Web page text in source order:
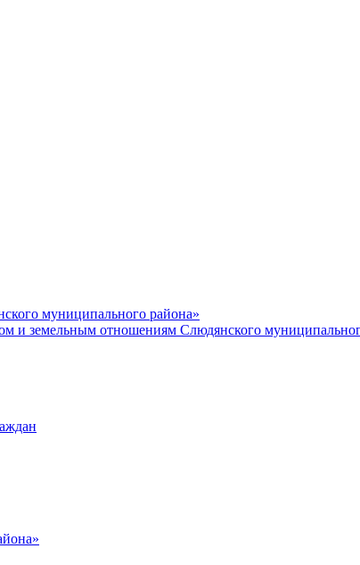
муниципального района»
земельным отношениям Слюдянского